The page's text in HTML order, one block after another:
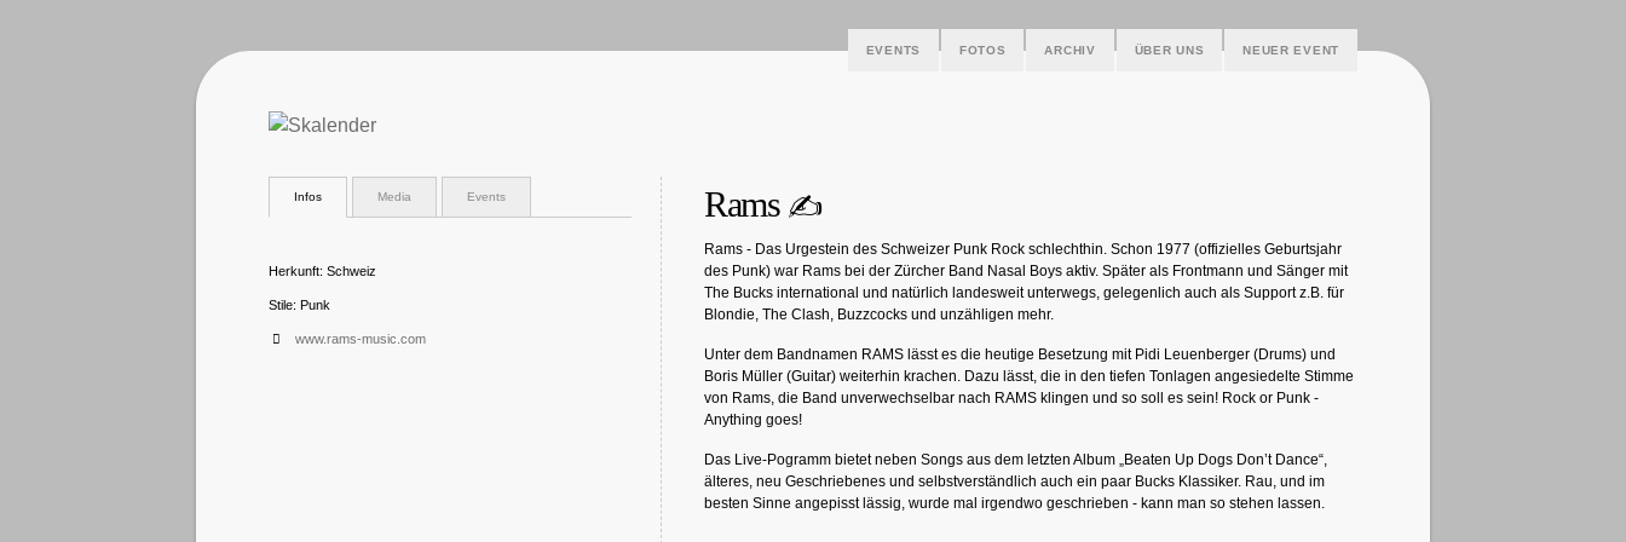
EVENTS FOTOS ARCHIV ÜBER UNS NEUER EVENT
Rams ✍
Rams - Das Urgestein des Schweizer Punk Rock schlechthin. Schon 1977 (offizielles Geburtsjahr
des Punk) war Rams bei der Zürcher Band Nasal Boys aktiv. Später als Frontmann und Sänger mit
The Bucks international und natürlich landesweit unterwegs, gelegenlich auch als Support z.B. für
Blondie, The Clash, Buzzcocks und unzähligen mehr.
Unter dem Bandnamen RAMS lässt es die heutige Besetzung mit Pidi Leuenberger (Drums) und
Boris Müller (Guitar) weiterhin krachen. Dazu lässt, die in den tiefen Tonlagen angesiedelte Stimme
von Rams, die Band unverwechselbar nach RAMS klingen und so soll es sein! Rock or Punk -
Anything goes!
Das Live-Pogramm bietet neben Songs aus dem letzten Album „Beaten Up Dogs Don’t Dance“,
älteres, neu Geschriebenes und selbstverständlich auch ein paar Bucks Klassiker. Rau, und im
besten Sinne angepisst lässig, wurde mal irgendwo geschrieben - kann man so stehen lassen.
Infos Media Events
Herkunft: Schweiz
Stile: Punk
www.rams-music.com